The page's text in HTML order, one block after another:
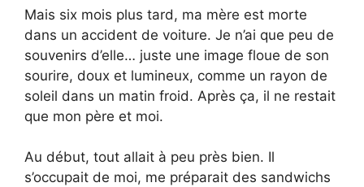
Mais six mois plus tard, ma mère est morte
dans un accident de voiture. Je n’ai que peu de
souvenirs d’elle… juste une image floue de son
sourire, doux et lumineux, comme un rayon de
soleil dans un matin froid. Après ça, il ne restait
que mon père et moi.
Au début, tout allait à peu près bien. Il
s’occupait de moi, me préparait des sandwichs